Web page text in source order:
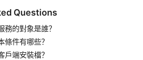
Questions
務的對象是誰？
條件有哪些？
戶端安裝檔？